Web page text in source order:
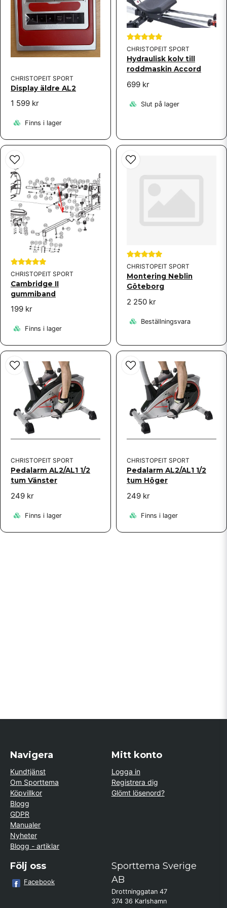
Skicka fråga
kommentar: Tyvärr har många artiklar haft lång
leveranstid på grund av Corona. Vi beklagar
verkligen detta.
Anders Leijon
för 6 år sedan
CHRISTOPEIT SPORT
Display äldre AL2
1 599 kr
Finns i lager
CHRISTOPEIT SPORT
Hydraulisk kolv till
roddmaskin Accord
699 kr
Slut på lager
CHRISTOPEIT SPORT
Cambridge II
gummiband
199 kr
Finns i lager
CHRISTOPEIT SPORT
Montering Neblin
Göteborg
2 250 kr
Beställningsvara
CHRISTOPEIT SPORT
Pedalarm AL2/AL1 1/2
tum Vänster
249 kr
Finns i lager
CHRISTOPEIT SPORT
Pedalarm AL2/AL1 1/2
tum Höger
249 kr
Finns i lager
Navigera
Kundtjänst
Om Sporttema
Köpvillkor
Blogg
GDPR
Manualer
Nyheter
Blogg - artiklar
Mitt konto
Logga in
Registrera dig
Glömt lösenord?
Följ oss
Facebook
Sporttema Sverige
AB
Drottninggatan 47
374 36 Karlshamn